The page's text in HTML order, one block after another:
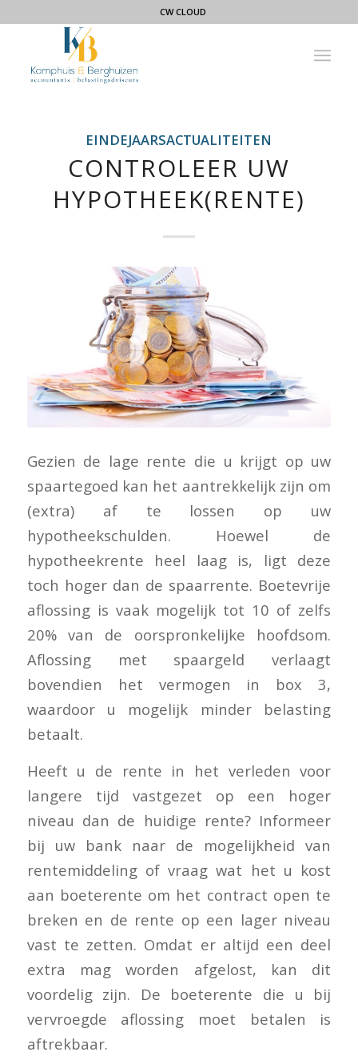
CW CLOUD
EINDEJAARSACTUALITEITEN
CONTROLEER UW
HYPOTHEEK(RENTE)
Gezien de lage rente die u krijgt op uw
spaartegoed kan het aantrekkelijk zijn om
(extra) af te lossen op uw
hypotheekschulden. Hoewel de
hypotheekrente heel laag is, ligt deze
toch hoger dan de spaarrente. Boetevrije
aflossing is vaak mogelijk tot 10 of zelfs
20% van de oorspronkelijke hoofdsom.
Aflossing met spaargeld verlaagt
bovendien het vermogen in box 3,
waardoor u mogelijk minder belasting
betaalt.
Heeft u de rente in het verleden voor
langere tijd vastgezet op een hoger
niveau dan de huidige rente? Informeer
bij uw bank naar de mogelijkheid van
rentemiddeling of vraag wat het u kost
aan boeterente om het contract open te
breken en de rente op een lager niveau
vast te zetten. Omdat er altijd een deel
extra mag worden afgelost, kan dit
voordelig zijn. De boeterente die u bij
vervroegde aflossing moet betalen is
aftrekbaar.